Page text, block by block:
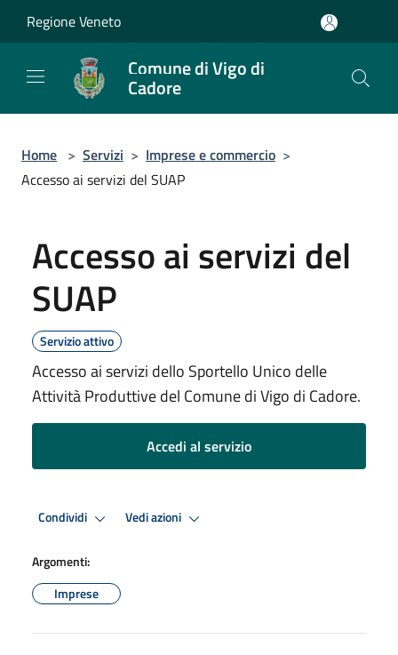
Regione Veneto
Comune di Vigo di
Cadore
Home > Servizi > Imprese e commercio >
Accesso ai servizi del SUAP
Accesso ai servizi del
SUAP
Servizio attivo
Accesso ai servizi dello Sportello Unico delle
Attività Produttive del Comune di Vigo di Cadore.
Accedi al servizio
Condividi Vedi azioni
Argomenti:
Imprese